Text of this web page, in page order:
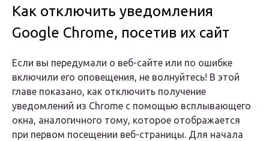
Как отключить уведомления
Google Chrome, посетив их сайт
Если вы передумали о веб-сайте или по ошибке
включили его оповещения, не волнуйтесь! В этой
главе показано, как отключить получение
уведомлений из Chrome с помощью всплывающего
окна, аналогичного тому, которое отображается
при первом посещении веб-страницы. Для начала